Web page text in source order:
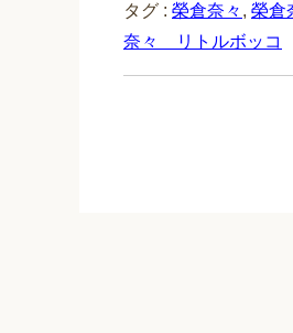
タグ : 榮倉奈々 , 榮倉
奈々 リトルボッコ